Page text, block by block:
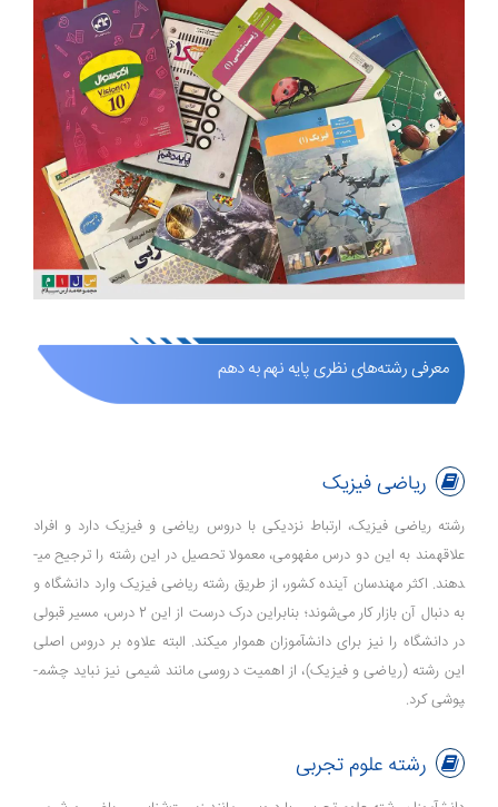
معرفی رشته‌های نظری پایه نهم به دهم
ریاضی فیزیک
رشته ریاضی فیزیک، ارتباط نزدیکی با دروس ریاضی و فیزیک دارد و افراد
علاقه­مند به این دو درس مفهومی، معمولا تحصیل در این رشته را ترجیح می­
دهند. اکثر مهندسان آینده کشور، از طریق رشته ریاضی فیزیک وارد دانشگاه و
به دنبال آن بازار کار می‌شوند؛ بنابراین درک درست از این 2 درس، مسیر قبولی
در دانشگاه را نیز برای دانش­آموزان هموار می­کند. البته علاوه بر دروس اصلی
این رشته (ریاضی و فیزیک)، از اهمیت دروسی مانند شیمی نیز نباید چشم­
پوشی کرد.
رشته علوم تجربی